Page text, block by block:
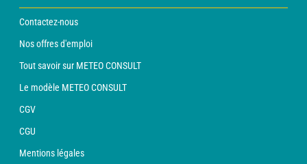
Contactez-nous
Nos offres d'emploi
Tout savoir sur METEO CONSULT
Le modèle METEO CONSULT
CGV
CGU
Mentions légales